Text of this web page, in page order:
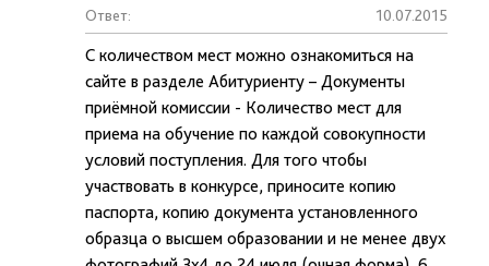
Ответ: 10.07.2015
С количеством мест можно ознакомиться на
сайте в разделе Абитуриенту – Документы
приёмной комиссии - Количество мест для
приема на обучение по каждой совокупности
условий поступления. Для того чтобы
участвовать в конкурсе, приносите копию
паспорта, копию документа установленного
образца о высшем образовании и не менее двух